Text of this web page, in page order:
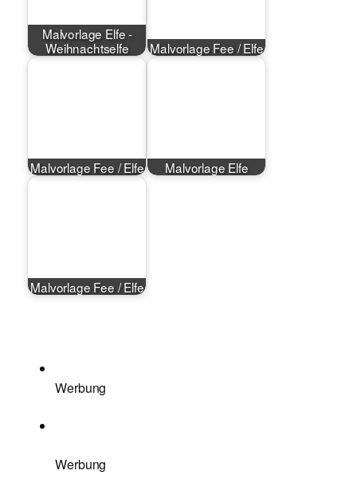
Malvorlage Elfe -
Weihnachtselfe
Malvorlage Fee / Elfe
Malvorlage Fee / Elfe Malvorlage Elfe
Malvorlage Fee / Elfe
Werbung
Werbung